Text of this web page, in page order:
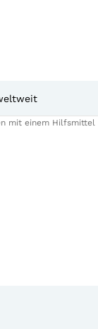
mit einem Hilfsmittel